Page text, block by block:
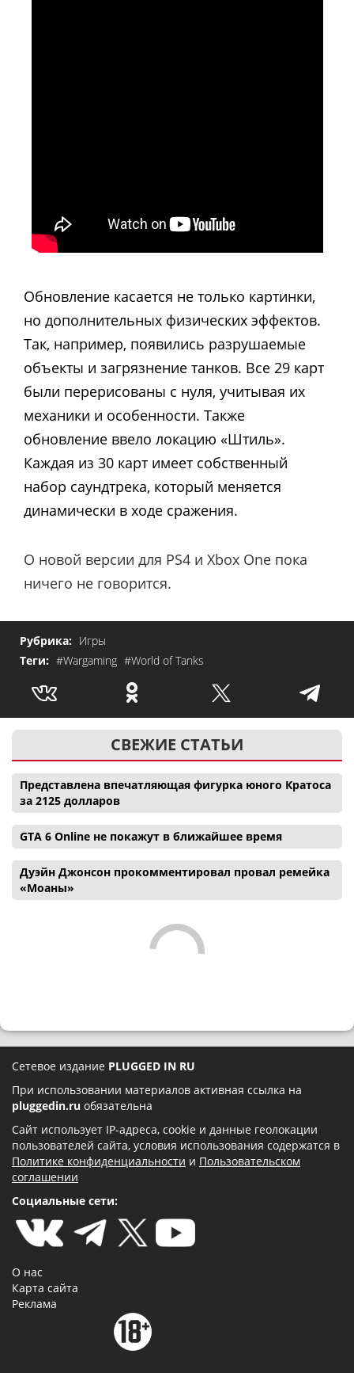
Обновление касается не только картинки,
но дополнительных физических эффектов.
Так, например, появились разрушаемые
объекты и загрязнение танков. Все 29 карт
были перерисованы с нуля, учитывая их
механики и особенности. Также
обновление ввело локацию «Штиль».
Каждая из 30 карт имеет собственный
набор саундтрека, который меняется
динамически в ходе сражения.
О новой версии для PS4 и Xbox One пока
ничего не говорится.
Рубрика: Игры
Теги: #Wargaming #World of Tanks
СВЕЖИЕ СТАТЬИ
Представлена впечатляющая фигурка юного Кратоса
за 2125 долларов
GTA 6 Online не покажут в ближайшее время
Дуэйн Джонсон прокомментировал провал ремейка
«Моаны»
Сетевое издание PLUGGED IN RU
При использовании материалов активная ссылка на
pluggedin.ru обязательна
Сайт использует IP-адреса, cookie и данные геолокации
пользователей сайта, условия использования содержатся в
Политике конфиденциальности и Пользовательском
соглашении
Социальные сети:
О нас
Карта сайта
Реклама